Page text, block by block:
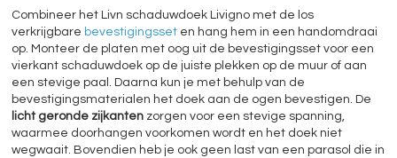
Combineer het Livn schaduwdoek Livigno met de los
verkrijgbare bevestigingsset en hang hem in een handomdraai
op. Monteer de platen met oog uit de bevestigingsset voor een
vierkant schaduwdoek op de juiste plekken op de muur of aan
een stevige paal. Daarna kun je met behulp van de
bevestigingsmaterialen het doek aan de ogen bevestigen. De
licht geronde zijkanten zorgen voor een stevige spanning,
waarmee doorhangen voorkomen wordt en het doek niet
wegwaait. Bovendien heb je ook geen last van een parasol die in